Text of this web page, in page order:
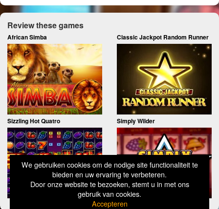
We gebruiken cookies om de nodige site functionaliteit te
bieden en uw ervaring te verbeteren.
Door onze website te bezoeken, stemt u in met ons
gebruik van cookies.
Accepteren
Review these games
African Simba Classic Jackpot Random Runner
Sizzling Hot Quatro Simply Wilder